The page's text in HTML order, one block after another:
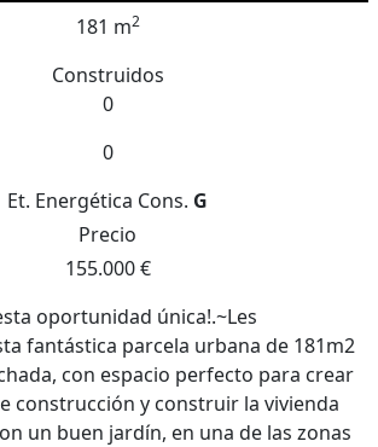
181 m2
Construidos
0
0
Et. Energética Cons. G
Precio
155.000 €
oportunidad única!.~Les
fantástica parcela urbana de 181m2
con espacio perfecto para crear
construcción y construir la vivienda
un buen jardín, en una de las zonas